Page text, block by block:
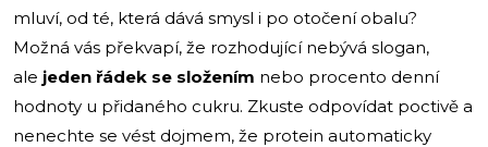
mluví, od té, která dává smysl i po otočení obalu?
Možná vás překvapí, že rozhodující nebývá slogan,
ale jeden řádek se složením nebo procento denní
hodnoty u přidaného cukru. Zkuste odpovídat poctivě a
nenechte se vést dojmem, že protein automaticky